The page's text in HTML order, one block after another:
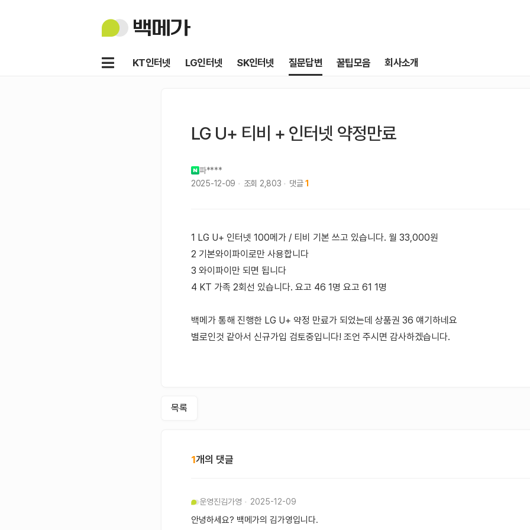
백
KT인터넷
LG인터넷 SK인터넷 질문답변 꿀팁모음 회사소개
메
LG U+ 티비 + 인터넷 약정만료
파****
2025-12-09
조회 2,803 댓글 1
1 LG U+ 인터넷 100메가 / 티비 기본 쓰고 있습니다. 월 33,000원
2 기본와이파이로만 사용합니다
3 와이파이만 되면 됩니다
4 KT 가족 2회선 있습니다. 요고 46 1명 요고 61 1명
백메가 통해 진행한 LG U+ 약정 만료가 되었는데 상품권 36 얘기하네요
별로인것 같아서 신규가입 검토중입니다! 조언 주시면 감사하겠습니다.
목록
1개의 댓글
운영진김가영 2025-12-09
안녕하세요? 백메가의 김가영입니다.